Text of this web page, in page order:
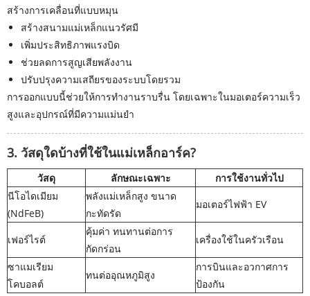
สร้างการเคลื่อนที่แบบหมุน
สร้างสนามแม่เหล็กแนวรัศมี
เพิ่มประสิทธิภาพแรงบิด
ช่วยลดการสูญเสียพลังงาน
ปรับปรุงความเสถียรของระบบโดยรวม
การออกแบบนี้ช่วยให้การทำงานราบรื่น โดยเฉพาะในมอเตอร์ความเร็ว
สูงและอุปกรณ์ที่มีความแม่นยำ
3. วัสดุใดบ้างที่ใช้ในแม่เหล็กอาร์ค?
วัสดุ ลักษณะเฉพาะ
การใช้งานทั่วไป
นีโอไดเมียม
(NdFeB)
พลังแม่เหล็กสูง ขนาด
กะทัดรัด
มอเตอร์ไฟฟ้า EV
เฟอร์ไรต์
คุ้มค่า ทนทานต่อการ
กัดกร่อน
เครื่องใช้ในครัวเรือน
ซาแมเรียม
โคบอลต์
ทนต่ออุณหภูมิสูง
การบินและอวกาศการ
ป้องกัน